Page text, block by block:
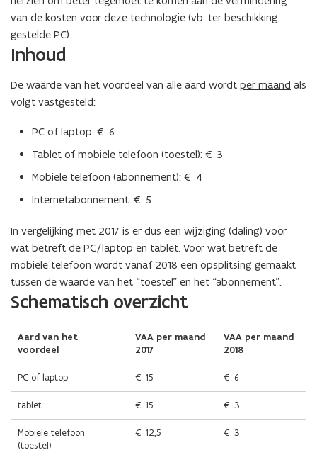
van de kosten voor deze technologie (vb. ter beschikking
gestelde PC).
Inhoud
De waarde van het voordeel van alle aard wordt per maand als
volgt vastgesteld:
PC of laptop: € 6
Tablet of mobiele telefoon (toestel): € 3
Mobiele telefoon (abonnement): € 4
Internetabonnement: € 5
In vergelijking met 2017 is er dus een wijziging (daling) voor
wat betreft de PC/laptop en tablet. Voor wat betreft de
mobiele telefoon wordt vanaf 2018 een opsplitsing gemaakt
tussen de waarde van het “toestel” en het “abonnement”.
Schematisch overzicht
Aard van het
voordeel
VAA per maand
2017
VAA per maand
2018
PC of laptop € 15 € 6
tablet € 15 € 3
Mobiele telefoon
(toestel)
€ 12,5 € 3